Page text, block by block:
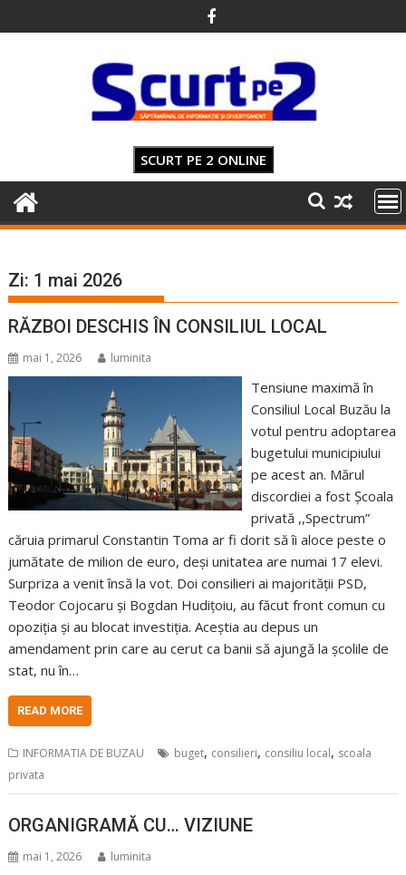
to
SCURT PE 2 ONLINE
Zi: 1 mai 2026
RĂZBOI DESCHIS ÎN CONSILIUL LOCAL
mai 1, 2026 luminita
Tensiune maximă în
Consiliul Local Buzău la
votul pentru adoptarea
bugetului municipiului
pe acest an. Mărul
discordiei a fost Școala
privată ,,Spectrum”
căruia primarul Constantin Toma ar fi dorit să îi aloce peste o
jumătate de milion de euro, deși unitatea are numai 17 elevi.
Surpriza a venit însă la vot. Doi consilieri ai majorității PSD,
Teodor Cojocaru și Bogdan Hudițoiu, au făcut front comun cu
opoziția și au blocat investiția. Aceștia au depus un
amendament prin care au cerut ca banii să ajungă la școlile de
stat, nu în…
READ MORE
INFORMATIA DE BUZAU buget, consilieri, consiliu local, scoala
privata
ORGANIGRAMĂ CU… VIZIUNE
mai 1, 2026 luminita